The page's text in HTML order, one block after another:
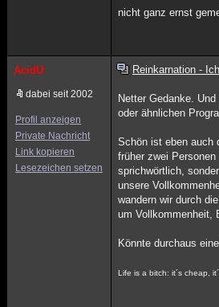
nicht ganz ernst
AcidU
dabei seit 2002
Profil anzeigen
Private Nachricht
Link kopieren
Lesezeichen setzen
Reinkarnation -
Netter Gedanke.
oder ähnlichen
Schön ist eben auch
früher zwei
sprichwörtlich,
unsere
wandern wir durch
um Vollkommenheit,
Könnte durchaus
Life is a bitch: it´s cheap,